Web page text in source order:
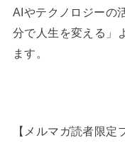
AIやテクノロジーの
分で人生を変える」
ます。
【メルマガ読者限定